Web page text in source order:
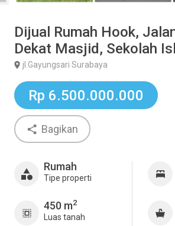
Dijual Rumah Hook,
Dekat Masjid, Sekolah
jl.Gayungsari Surabaya
Rp 6.500.000.000
Bagikan
Rumah
Tipe properti
450 m2
Luas tanah